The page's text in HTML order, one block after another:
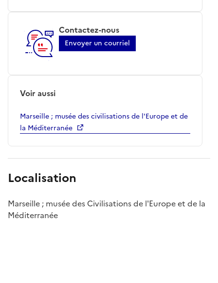
Contactez-nous
Envoyer un courriel
Voir aussi
Marseille ; musée des civilisations de l'Europe et de
la Méditerranée
Localisation
Marseille ; musée des Civilisations de l'Europe et de la
Méditerranée